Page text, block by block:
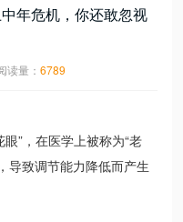
年危机，你还敢忽视
读量： 6789
”，在医学上被称为“老
导致调节能力降低而产生